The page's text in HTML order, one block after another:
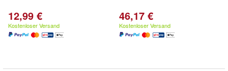
12,99 €
Kostenloser Versand
46,17 €
Kostenloser Versand